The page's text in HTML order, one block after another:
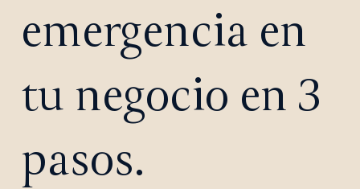
emergencia en
tu negocio en 3
pasos.